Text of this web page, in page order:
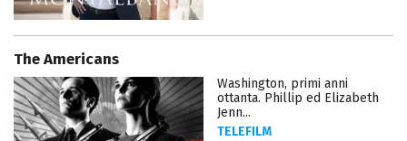
The Americans
Washington, primi anni
ottanta. Phillip ed Elizabeth
Jenn...
TELEFILM